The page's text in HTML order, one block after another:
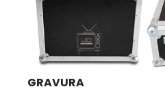
GRAVURA